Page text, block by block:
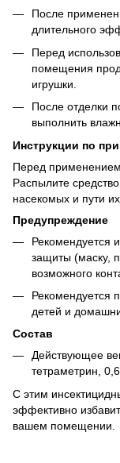
После
длительного
Перед
помещения
игрушки.
После отделки
выполнить
Инструкции по
Перед применением
Распылите
насекомых и пути
Предупреждение
Рекомендуется
защиты (маску,
возможного
Рекомендуется
детей и
Состав
Действующее
тетраметрин,
С этим
эффективно
вашем помещении.